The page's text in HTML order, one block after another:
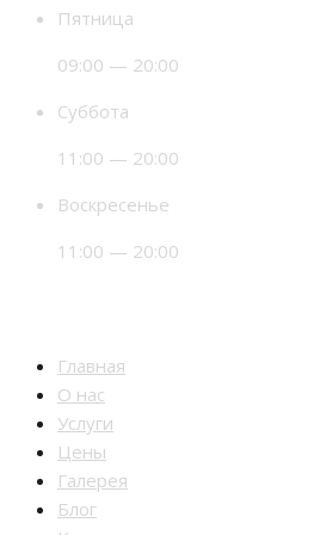
Пятница
09:00 — 20:00
Суббота
11:00 — 20:00
Воскресенье
11:00 — 20:00
Главная
О нас
Услуги
Цены
Галерея
Блог